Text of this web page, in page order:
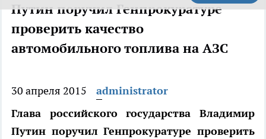
Путин поручил Генпрокуратуре
проверить качество
автомобильного топлива на АЗС
30 апреля 2015
administrator
Глава российского государства Владимир
Путин поручил Генпрокуратуре проверить